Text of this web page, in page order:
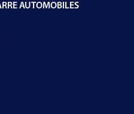
AUTOMOBILES